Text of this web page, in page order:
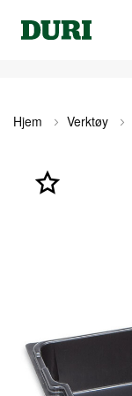
Hjem Verktøy
slutten